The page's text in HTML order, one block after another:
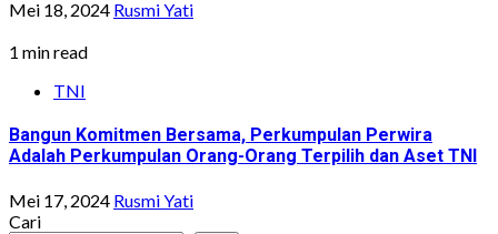
Mei 18, 2024 Rusmi Yati
1 min read
TNI
Bangun Komitmen Bersama, Perkumpulan Perwira
Adalah Perkumpulan Orang-Orang Terpilih dan Aset TNI
Mei 17, 2024 Rusmi Yati
Cari